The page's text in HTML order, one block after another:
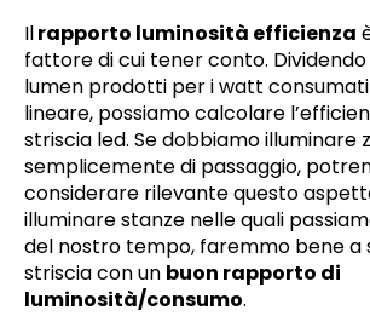
Ilrapporto luminosità efficienza
fattore di cui tener conto.
lumen prodotti per i watt
lineare, possiamo calcolare
striscia led. Se dobbiamo illuminare
semplicemente di passaggio,
considerare rilevante questo
illuminare stanze nelle quali
del nostro tempo, faremmo bene a
striscia con un buon rapporto di
luminosità/consumo.